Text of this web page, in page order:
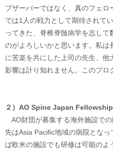
ブザーバーではなく、真のフェ
では1人の戦力として期待されて
ってきた、脊椎脊髄病学を志し
のがよろしいかと思います。私
に苦楽を共にした上司の先生、他
影響は計り知れません。このプロ
２）AO Spine Japan
AO財団が募集する海外施設で
先はAsia Pacific地域の病院とな
ば欧米の施設でも研修は可能のよ